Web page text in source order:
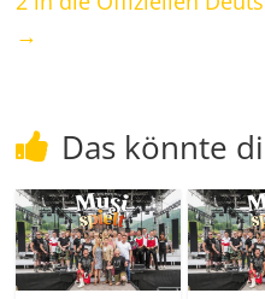
→
Das könnte